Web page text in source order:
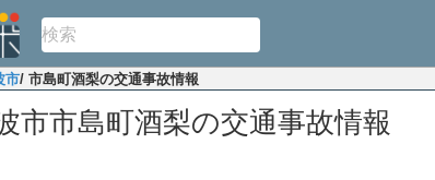
市/ 市島町酒梨の交通事故情報
市市島町酒梨の交通事故情報